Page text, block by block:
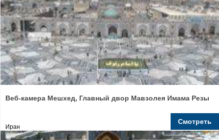
Веб-камера Мешхед, Главный двор Мавзолея Имама Резы
Иран
Смотреть